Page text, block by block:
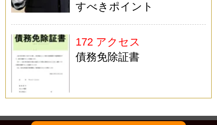
すべきポイント
172 アクセス
債務免除証書